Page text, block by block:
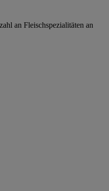
an Fleischspezialitäten an